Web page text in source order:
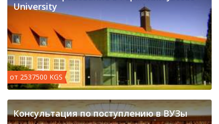
University
от 2537500 KGS
Консультация по поступлению в ВУЗы